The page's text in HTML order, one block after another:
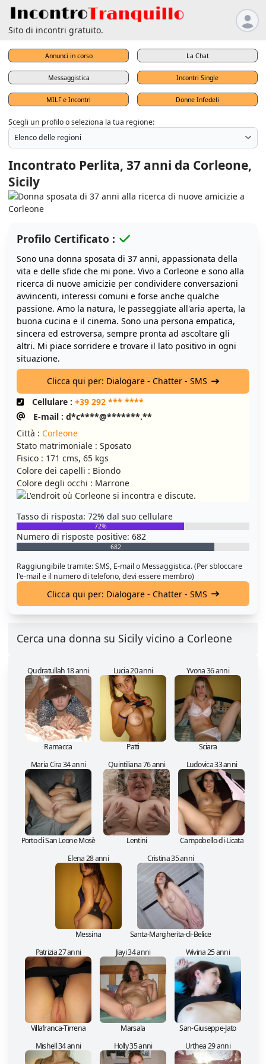
Sito di incontri gratuito.
Annunci in corso La Chat
Messaggistica Incontri Single
MILF e Incontri Donne Infedeli
Scegli un profilo o seleziona la tua regione:
Incontrato Perlita, 37 anni da Corleone,
Sicily
Profilo Certificato :
Sono una donna sposata di 37 anni, appassionata della
vita e delle sfide che mi pone. Vivo a Corleone e sono alla
ricerca di nuove amicizie per condividere conversazioni
avvincenti, interessi comuni e forse anche qualche
passione. Amo la natura, le passeggiate all'aria aperta, la
buona cucina e il cinema. Sono una persona empatica,
sincera ed estroversa, sempre pronta ad ascoltare gli
altri. Mi piace sorridere e trovare il lato positivo in ogni
situazione.
Clicca qui per: Dialogare - Chatter - SMS
Cellulare : +39 292 *** ****
E-mail : d*c****@*******.**
Città : Corleone
Stato matrimoniale : Sposato
Fisico : 171 cms, 65 kgs
Colore dei capelli : Biondo
Colore degli occhi : Marrone
Tasso di risposta: 72% dal suo cellulare
72%
Numero di risposte positive: 682
682
Raggiungibile tramite: SMS, E-mail o Messaggistica. (Per sbloccare
l'e-mail e il numero di telefono, devi essere membro)
Clicca qui per: Dialogare - Chatter - SMS
Cerca una donna su Sicily vicino a Corleone
Qudratullah 18 anni
Ramacca
Lucia 20 anni
Patti
Yvona 36 anni
Sciara
Maria Cira 34 anni
Porto di San Leone Mosè
Quintiliana 76 anni
Lentini
Ludovica 33 anni
Campobello-di-Licata
Elena 28 anni
Messina
Cristina 35 anni
Santa-Margherita-di-Belice
Patrizia 27 anni
Villafranca-Tirrena
Jiayi 34 anni
Marsala
Wivina 25 anni
San-Giuseppe-Jato
Mishell 34 anni
Holly 35 anni Urthea 29 anni